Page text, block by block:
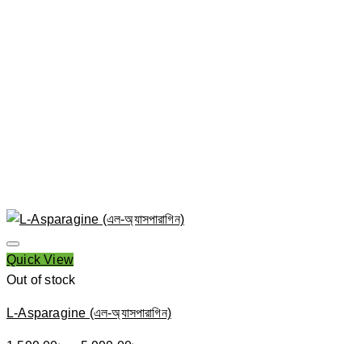
Quick View
Out of stock
L-Asparagine (এল-অ্যাসপারাগিন)